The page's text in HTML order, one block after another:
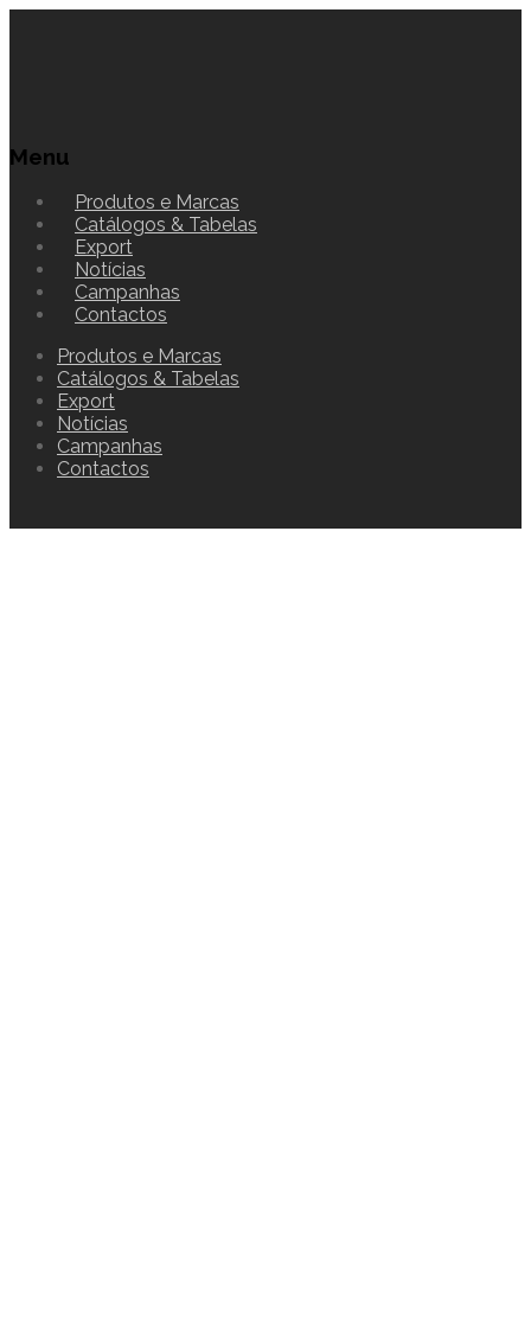
Menu
Produtos e Marcas
Catálogos & Tabelas
Export
Notícias
Campanhas
Contactos
Produtos e Marcas
Catálogos & Tabelas
Export
Notícias
Campanhas
Contactos